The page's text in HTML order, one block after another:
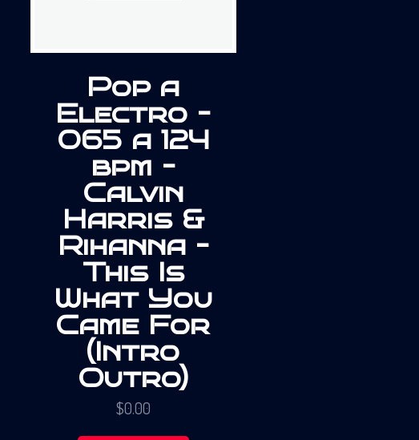
Pop a
Electro –
065 a 124
bpm –
Calvin
Harris &
Rihanna –
This Is
What You
Came For
(Intro
Outro)
$0.00